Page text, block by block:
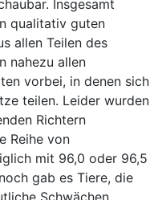
Insgesamt
qualitativ guten
allen Teilen des
nahezu allen
vorbei, in denen sich
teilen. Leider wurden
Richtern
Reihe von
mit 96,0 oder 96,5
gab es Tiere, die